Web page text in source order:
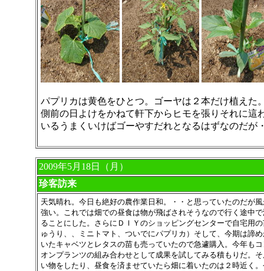
パプリカは黄色をひとつ。ゴーヤは２本だけ植えた
側前の日よけをかねて軒下からヒモを張りそれに這
いるうまくいけばゴーやすだれとなるはずなのだが
2009年5月18日（月）
珍客訪来
天気晴れ。今日も絶好の農作業日和。・・と思っていたのだが
強い。これでは畑での昼食は物が飛ばされそうなので行く途中
ることにした。さらにＤＩＹのショッピングセンターで自宅用
ゅうり、、ミニトマト、ついでにパプリカ）そして、今期は諦
いたキャベツとレタスの苗も売っていたので急遽購入。今年も
オンプランツの組み合わせとして成果を試してみる積もりだ。
い物をしたり、昼食を済ませていたら畑に着いたのは２時近く